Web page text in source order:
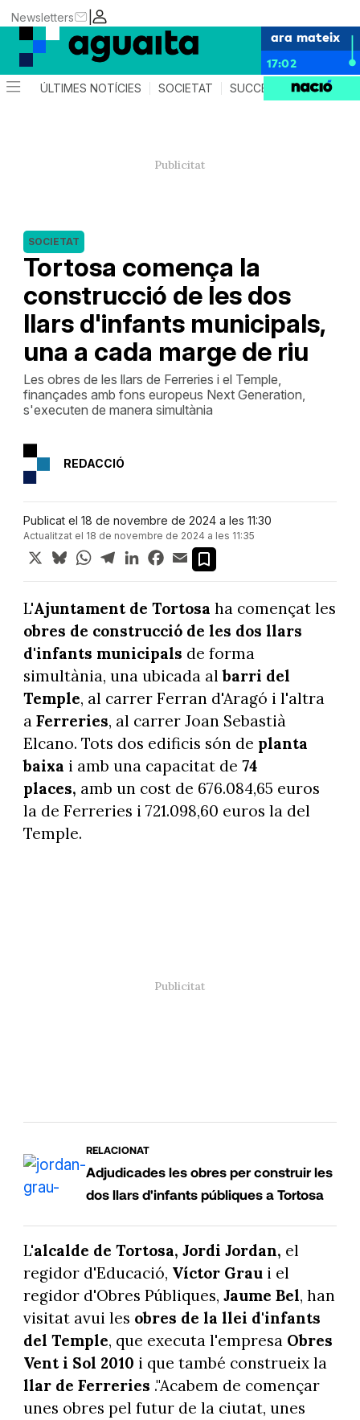
|
Newsletters
ara mateix
17:02
ÚLTIMES NOTÍCIES SOCIETAT SUCCESSOS AGENDA
Tortosa comença la
construcció de les dos
llars d'infants municipals,
una a cada marge de riu
SOCIETAT
Les obres de les llars de Ferreries i el Temple,
finançades amb fons europeus Next Generation,
s'executen de manera simultània
REDACCIÓ
Publicat el 18 de novembre de 2024 a les 11:30
Actualitzat el 18 de novembre de 2024 a les 11:35
X BlueskyWhatsApp
TelegramLinkedInFacebook
Email
L'Ajuntament de Tortosa ha començat les
obres de construcció de les dos llars
d'infants municipals de forma
simultània, una ubicada albarri del
Temple, al carrer Ferran d'Aragó i l'altra
a Ferreries, al carrer Joan Sebastià
Elcano. Tots dos edificis són de planta
baixa i amb una capacitat de 74
places, amb un cost de 676.084,65 euros
la de Ferreries i 721.098,60 euros la del
Temple.
RELACIONAT
Adjudicades les obres per construir les
dos llars d'infants públiques a Tortosa
L'alcalde de Tortosa, Jordi Jordan, el
regidor d'Educació, Víctor Graui el
regidor d'Obres Públiques, Jaume Bel, han
visitat avui les obres de la llei d'infants
del Temple, que executa l'empresa Obres
Vent i Sol 2010 i que també construeix la
llar de Ferreries ."Acabem de començar
unes obres pel futur de la ciutat, unes